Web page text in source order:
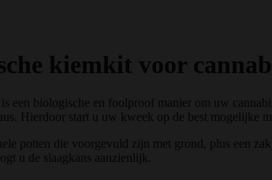
kiemkit voor
een biologische en foolproof manier om uw
Hierdoor start u uw kweek op de best mogelijke
potten die voorgevuld zijn met grond, plus een
u de slaagkans aanzienlijk.